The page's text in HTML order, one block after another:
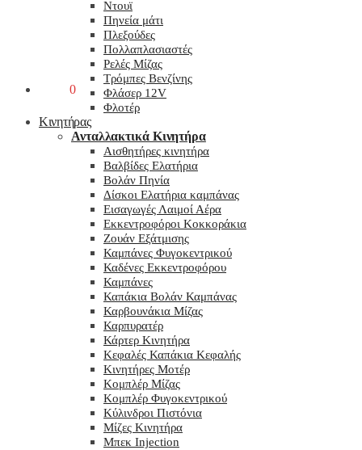
0
Ντουϊ
Πηνεία μάτι
Πλεξούδες
Πολλαπλασιαστές
Ρελές Μίζας
Τρόμπες Βενζίνης
Φλάσερ 12V
Φλοτέρ
Κινητήρας
Ανταλλακτικά Κινητήρα
Αισθητήρες κινητήρα
Βαλβίδες Ελατήρια
Βολάν Πηνία
Δίσκοι Ελατήρια καμπάνας
Εισαγωγές Λαιμοί Αέρα
Εκκεντροφόροι Κοκκοράκια
Ζουάν Εξάτμισης
Καμπάνες Φυγοκεντρικού
Καδένες Εκκεντροφόρου
Καμπάνες
Καπάκια Βολάν Καμπάνας
Καρβουνάκια Μίζας
Καρπυρατέρ
Κάρτερ Κινητήρα
Κεφαλές Καπάκια Κεφαλής
Κινητήρες Μοτέρ
Κομπλέρ Μίζας
Κομπλέρ Φυγοκεντρικού
Κύλινδροι Πιστόνια
Μίζες Κινητήρα
Μπεκ Injection